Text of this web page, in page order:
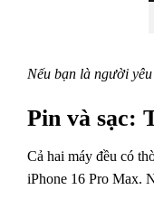
Nếu bạn là người
Pin và sạc:
Cả hai máy đều có
iPhone 16 Pro Max.